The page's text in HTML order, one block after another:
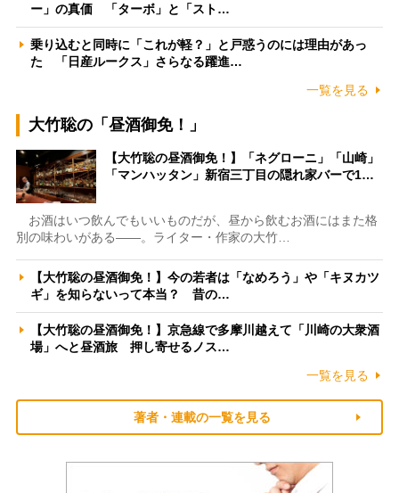
ー」の真価 「ターボ」と「スト…
乗り込むと同時に「これが軽？」と戸惑うのには理由があっ
た 「日産ルークス」さらなる躍進…
一覧を見る
大竹聡の「昼酒御免！」
【大竹聡の昼酒御免！】「ネグローニ」「山崎」
「マンハッタン」新宿三丁目の隠れ家バーで1…
お酒はいつ飲んでもいいものだが、昼から飲むお酒にはまた格
別の味わいがある――。ライター・作家の大竹…
【大竹聡の昼酒御免！】今の若者は「なめろう」や「キヌカツ
ギ」を知らないって本当？ 昔の…
【大竹聡の昼酒御免！】京急線で多摩川越えて「川崎の大衆酒
場」へと昼酒旅 押し寄せるノス…
一覧を見る
著者・連載の一覧を見る